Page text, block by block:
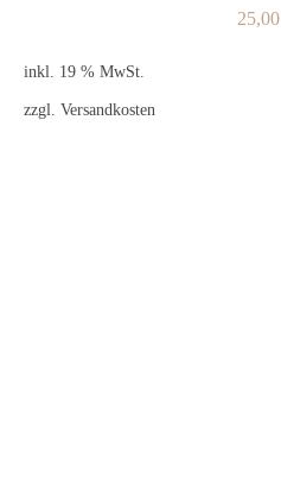
25,00
inkl. 19 % MwSt.
zzgl. Versandkosten